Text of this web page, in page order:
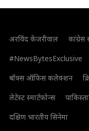
अरविंद केजरीवाल कांग्रेस
#NewsBytesExclusive
बॉक्स ऑफिस कलेक्शन
लेटेस्ट स्मार्टफोन्स
दक्षिण भारतीय सिनेमा